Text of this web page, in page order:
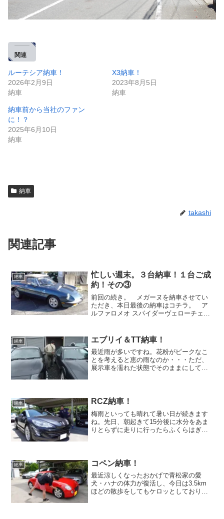
関連
ルーテシア納車！
2026年2月9日
納車
X3納車！
2023年8月5日
納車
納車前から当社のファン
に！？
2025年6月10日
納車
納車
takashi
関連記事
納車
忙しい週末。３台納車！１台ご成
約！その③
前回の続き。 メガーヌを納車させてい
ただき、本日最後の納車はコチラ。 ア
ルファロメオ スパイダーヴェローチェで
ーから気を遣う旧車オープンカーへ。個
人的にはインジェクショ...
納車 エブリイ＆TT納車！
最近雨が多いですね。花粉がピークなこ
とを考えると恵の雨なのか・・・ただ、
展示車を濡れた状態でそのままにしてお
F355乗りの土肥さんや...
納車 RCZ納車！
梅雨といっても晴れて暑い日が続きます
ね。先日、朝起きて15分後に水分をあま
りとらずに走りに行ったらふくらはぎを
日後に走り出すと3～4...
納車 コペン納車！
最近涼しくなったおかげで青松家の愛
犬・ハナの体力が復活し、今日は3.5km
ほどの散歩をしてもケロッとしておりま